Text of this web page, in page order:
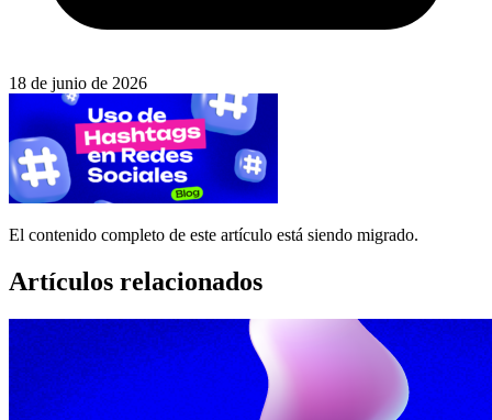
18 de junio de 2026
El contenido completo de este artículo está siendo migrado.
Artículos relacionados